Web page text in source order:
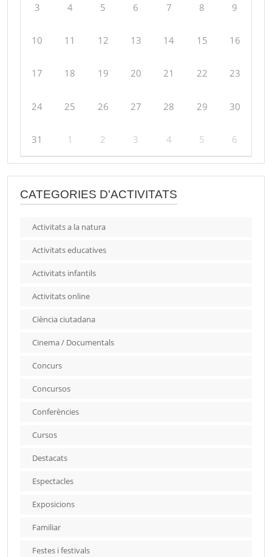
3 4 5 6 7 8 9
10 11 12 13 14 15 16
17 18 19 20 21 22 23
24 25 26 27 28 29 30
31 1 2 3 4 5 6
CATEGORIES D'ACTIVITATS
Activitats a la natura
Activitats educatives
Activitats infantils
Activitats online
Ciència ciutadana
Cinema / Documentals
Concurs
Concursos
Conferències
Cursos
Destacats
Espectacles
Exposicions
Familiar
Festes i festivals